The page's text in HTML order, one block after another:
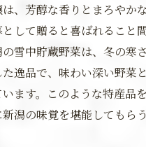
、芳醇な香りとまろやか
して贈ると喜ばれること
雪中貯蔵野菜は、冬の寒
逸品で、味わい深い野菜
ます。このような特産品
潟の味覚を堪能してもら